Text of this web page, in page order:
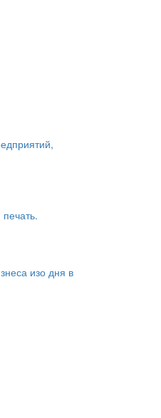
изо дня в